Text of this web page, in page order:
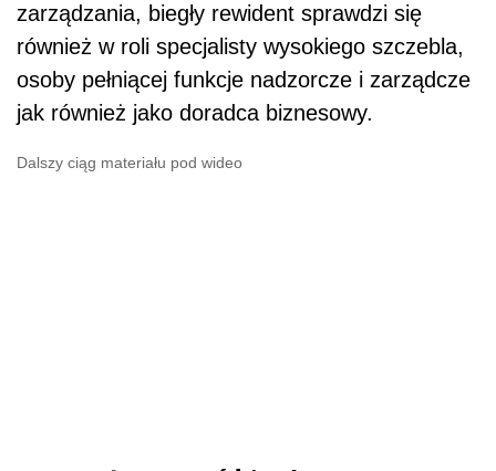
zarządzania, biegły rewident sprawdzi się
również w roli specjalisty wysokiego szczebla,
osoby pełniącej funkcje nadzorcze i zarządcze
jak również jako doradca biznesowy.
Dalszy ciąg materiału pod wideo